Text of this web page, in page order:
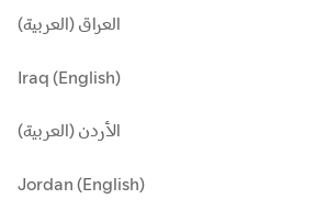
العراق (العربية)
Iraq (English)
الأردن (العربية)
Jordan (English)